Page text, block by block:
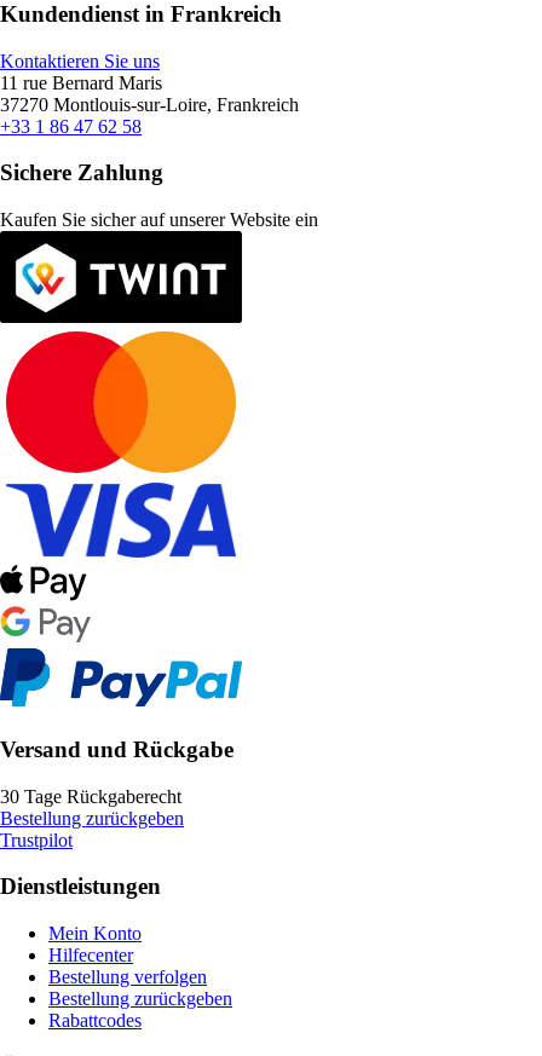
Kundendienst in Frankreich
Kontaktieren Sie uns
11 rue Bernard Maris
37270 Montlouis-sur-Loire, Frankreich
+33 1 86 47 62 58
Sichere Zahlung
Kaufen Sie sicher auf unserer Website ein
Versand und Rückgabe
30 Tage Rückgaberecht
Bestellung zurückgeben
Trustpilot
Dienstleistungen
Mein Konto
Hilfecenter
Bestellung verfolgen
Bestellung zurückgeben
Rabattcodes